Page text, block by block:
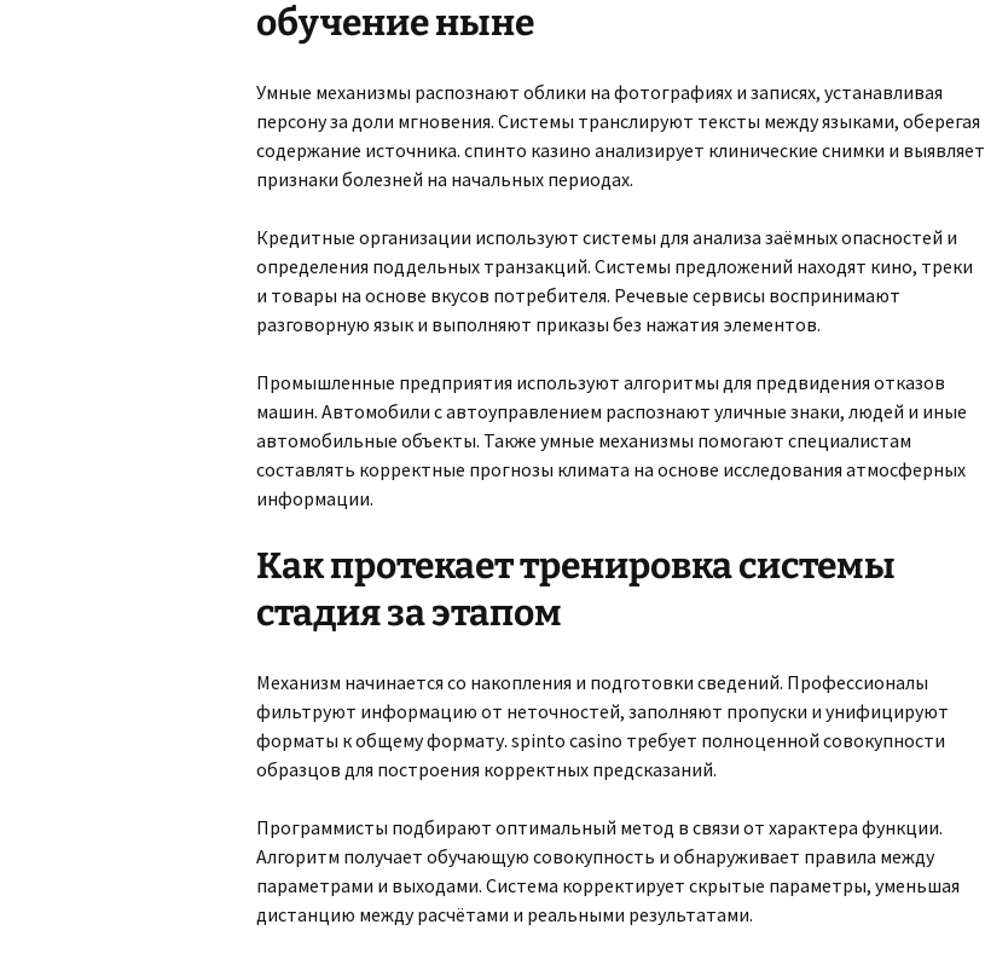
обучение ныне
Умные механизмы распознают облики на фотографиях и записях, устанавливая
персону за доли мгновения. Системы транслируют тексты между языками, оберегая
содержание источника. спинто казино анализирует клинические снимки и выявляет
признаки болезней на начальных периодах.
Кредитные организации используют системы для анализа заёмных опасностей и
определения поддельных транзакций. Системы предложений находят кино, треки
и товары на основе вкусов потребителя. Речевые сервисы воспринимают
разговорную язык и выполняют приказы без нажатия элементов.
Промышленные предприятия используют алгоритмы для предвидения отказов
машин. Автомобили с автоуправлением распознают уличные знаки, людей и иные
автомобильные объекты. Также умные механизмы помогают специалистам
составлять корректные прогнозы климата на основе исследования атмосферных
информации.
Как протекает тренировка системы
стадия за этапом
Механизм начинается со накопления и подготовки сведений. Профессионалы
фильтруют информацию от неточностей, заполняют пропуски и унифицируют
форматы к общему формату. spinto casino требует полноценной совокупности
образцов для построения корректных предсказаний.
Программисты подбирают оптимальный метод в связи от характера функции.
Алгоритм получает обучающую совокупность и обнаруживает правила между
параметрами и выходами. Система корректирует скрытые параметры, уменьшая
дистанцию между расчётами и реальными результатами.